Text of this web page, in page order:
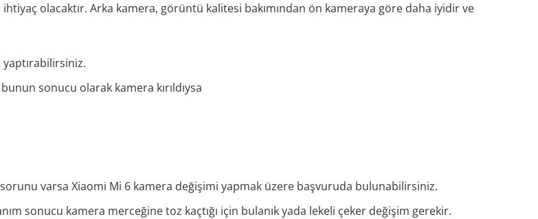
olacaktır. Arka kamera, görüntü kalitesi bakımından ön kameraya göre daha iyidir ve
yaptırabilirsiniz.
sonucu olarak kamera kırıldıysa
varsa Xiaomi Mi 6 kamera değişimi yapmak üzere başvuruda bulunabilirsiniz.
sonucu kamera merceğine toz kaçtığı için bulanık yada lekeli çeker değişim gerekir.